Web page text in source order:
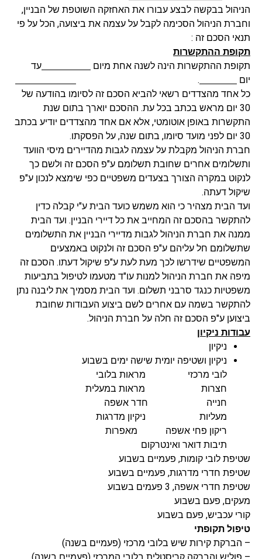
הניהול בבקשה לבצע עבורו את האחזקה השוטפת של הבניין,
וחברת הניהול הסכימה לקבל על עצמה את ביצועה, הכל על פי
תנאי הסכם זה :
תקופת ההתקשרות
תקופת ההתקשרות הינה לשנה אחת מיום
עד
יום
.
כל אחד מהצדדים רשאי להביא הסכם זה לסיומו בהודעה של
30 יום מראש בכתב בכל עת. ההסכם יוארך בתום שנת
התקשרות באופן אוטומטי, אלא אם אחד מהצדדים יודיע בכתב
30 יום לפני מועד סיומו, בתום שנה, על הפסקתו.
חברת הניהול מקבלת על עצמה לגבות מהדיירים מיסי הוועד
ותשלומים אחרים שחובת תשלומם ע"פ הסכם זה ולשם כך
לנקוט במקרה הצורך בצעדים משפטיים כפי שימצא לנכון ע"פ
שיקול דעתה.
ועד הבית מצהיר כי הוא משמש כועד הבית ע"י קבלה כדין
להתקשר בהסכם זה המחייב את כל דיירי הבניין. ועד הבית
ממנה את חברת הניהול לגבות מדיירי הבניין את התשלומים
שתשלומם חל עליהם ע"פ הסכם זה ולנקוט באמצעים
המשפטיים שידרשו לכך מעת לעת ע"פ שיקול דעתו. הסכם זה
מיפה את חברת הניהול למנות עו"ד מטעמו לטיפול בתביעות
משפטיות כנגד סרבני תשלום. ועד הבית מסמיך את ליבנה נתן
להתקשר בשמה עם אחרים לשם ביצוע העבודות שחובת
ביצוען ע"פ הסכם זה חלה על חברת הניהול.
עבודות ניקיון
ניקיון
ניקיון ושטיפה יומית שישה ימים בשבוע
לובי מרכזי מראות בלובי
חצרות מראות במעלית
חנייה חדר אשפה
מעליות ניקיון מדרגות
ריקון פחי אשפה מאפרות
תיבות דואר ואינטרקום
שטיפת לובי קומות, פעמיים בשבוע
שטיפת חדרי מדרגות, פעמיים בשבוע
שטיפת חדרי אשפה, 3 פעמים בשבוע
מעקים, פעם בשבוע
קורי עכביש, פעם בשבוע
טיפול תקופתי
– הברקת קירות שיש בלובי מרכזי (פעמיים בשנה)